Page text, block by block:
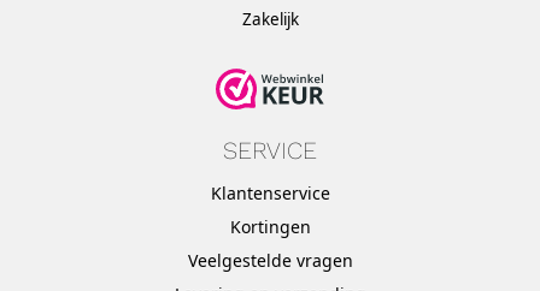
Zakelijk
SERVICE
Klantenservice
Kortingen
Veelgestelde vragen